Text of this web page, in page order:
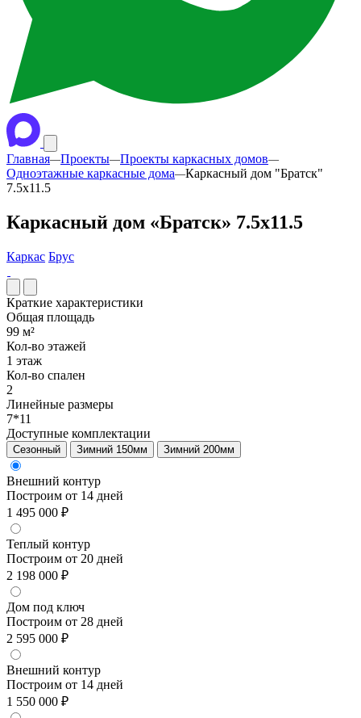
Главная—Проекты—Проекты каркасных домов—
Одноэтажные каркасные дома—Каркасный дом "Братск"
7.5х11.5
Каркасный дом «Братск» 7.5х11.5
Каркас Брус
Краткие характеристики
Общая площадь
99 м²
Кол-во этажей
1 этаж
Кол-во спален
2
Линейные размеры
7*11
Доступные комплектации
Сезонный Зимний 150мм Зимний 200мм
Внешний контур
Построим от 14 дней
1 495 000 ₽
Теплый контур
Построим от 20 дней
2 198 000 ₽
Дом под ключ
Построим от 28 дней
2 595 000 ₽
Внешний контур
Построим от 14 дней
1 550 000 ₽